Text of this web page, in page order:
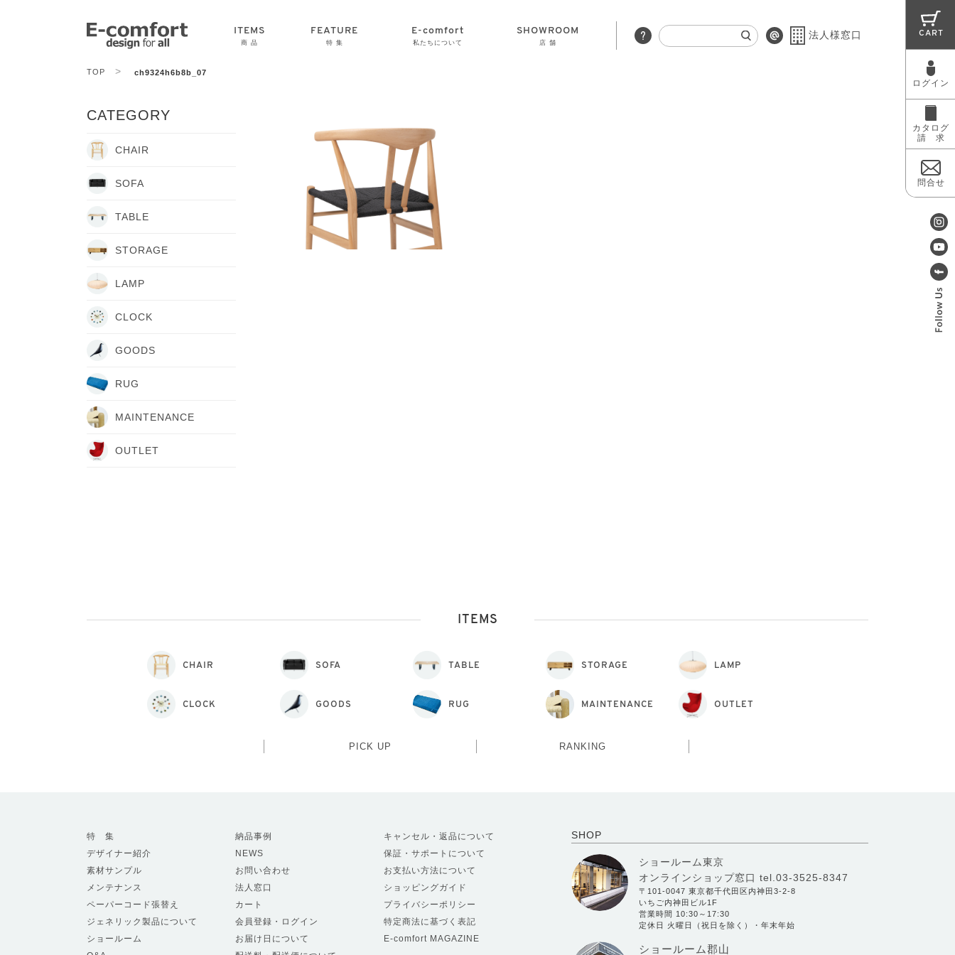
ITEMS
商 品
FEATURE
特 集
E-comfort
私たちについて
SHOWROOM
店 舗
法人様窓口 CART
ログイン
カタログ
請 求
問合せ
TOP > ch9324h6b8b_07
CATEGORY
CHAIR
SOFA
TABLE
STORAGE
LAMP
CLOCK
GOODS
RUG
MAINTENANCE
OUTLET
ITEMS
CHAIR SOFA TABLE STORAGE LAMP
CLOCK GOODS RUG MAINTENANCE OUTLET
PICK UP RANKING
SHOP
ショールーム東京
オンラインショップ窓口 tel.03-3525-8347
〒101-0047 東京都千代田区内神田3-2-8
いちご内神田ビル1F
営業時間 10:30～17:30
定休日 火曜日（祝日を除く）・年末年始
ショールーム郡山
特 集
デザイナー紹介
素材サンプル
メンテナンス
ペーパーコード張替え
ジェネリック製品について
ショールーム
納品事例
NEWS
お問い合わせ
法人窓口
カート
会員登録・ログイン
お届け日について
キャンセル・返品について
保証・サポートについて
お支払い方法について
ショッピングガイド
プライバシーポリシー
特定商法に基づく表記
E-comfort MAGAZINE